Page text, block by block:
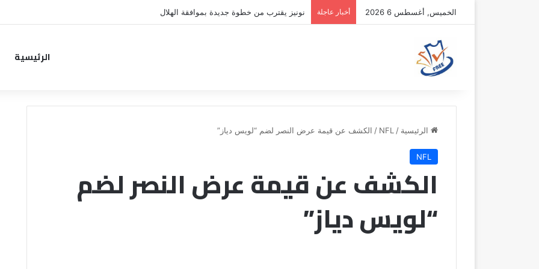
الخميس, أغسطس 6 2026 أخبار عاجلة نونيز يقترب من خطوة جديدة بموافقة الهلال
الرئيسية
الرئيسية /
NFL
/ الكشف عن قيمة عرض النصر لضم “لويس دياز”
NFL
الكشف عن قيمة عرض النصر لضم
“لويس دياز”